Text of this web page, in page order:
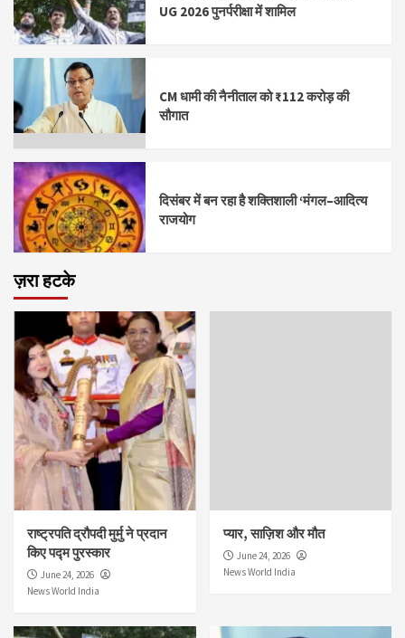
UG 2026 पुनर्परीक्षा में शामिल
CM धामी की नैनीताल को ₹112 करोड़ की
सौगात
दिसंबर में बन रहा है शक्तिशाली ‘मंगल–आदित्य
राजयोग
ज़रा हटके
राष्ट्रपति द्रौपदी मुर्मु ने प्रदान
किए पद्म पुरस्कार
June 24, 2026
News World India
प्यार, साज़िश और मौत
June 24, 2026
News World India